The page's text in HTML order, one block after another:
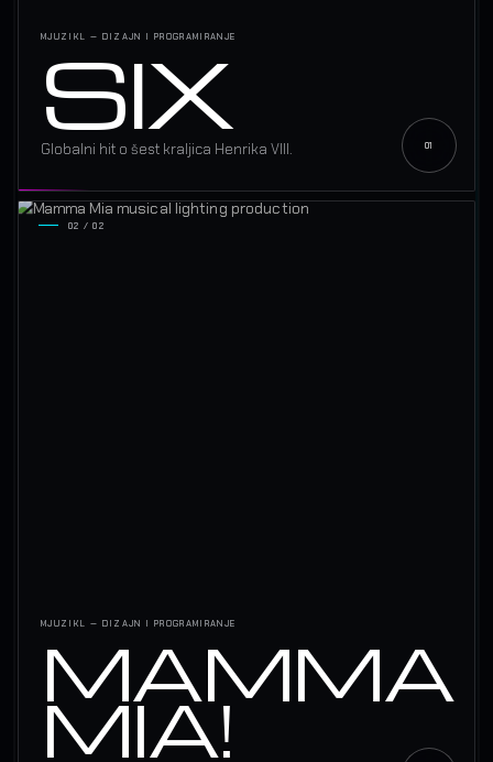
MJUZIKL — DIZAJN I PROGRAMIRANJE
SIX
Globalni hit o šest kraljica Henrika VIII.
02 / 02
MJUZIKL — DIZAJN I PROGRAMIRANJE
MAMMA
MIA!